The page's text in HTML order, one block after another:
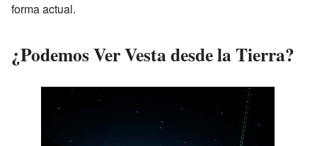
forma actual.
¿Podemos Ver Vesta desde la Tierra?